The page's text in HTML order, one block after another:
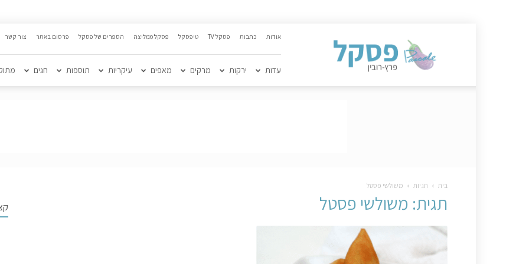
הקולינרי
פסקל
אודות כתבות פסקל TV טיפסקל פסקל ממליצה הספרים של פסקל פרסום באתר צור קשר
עדות ירקות מרקים מאפים עיקריות תוספות חגים
בית תגיות משולשי פסטל
תגית: משולשי פסטל